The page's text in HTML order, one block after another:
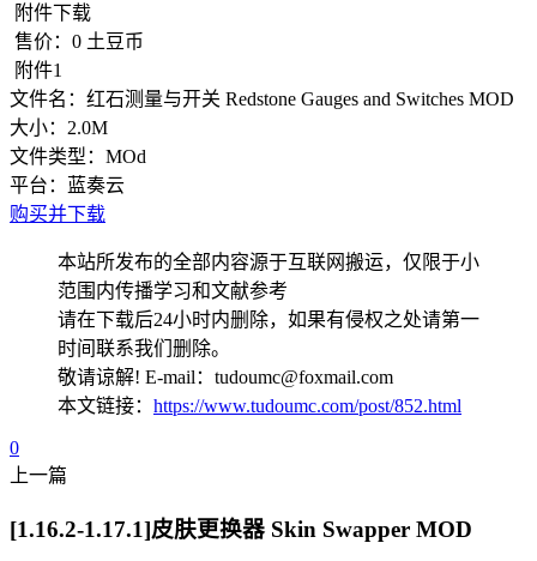
附件下载
售价： 0 土豆币
附件1
文件名： 红石测量与开关 Redstone Gauges and Switches MOD
大小： 2.0M
文件类型： MOd
平台：
蓝奏云
购买并下载
本站所发布的全部内容源于互联网搬运，仅限于小
范围内传播学习和文献参考
请在下载后24小时内删除，如果有侵权之处请第一
时间联系我们删除。
敬请谅解! E-mail：tudoumc@foxmail.com
本文链接： https://www.tudoumc.com/post/852.html
0
上一篇
[1.16.2-1.17.1]皮肤更换器 Skin Swapper MOD